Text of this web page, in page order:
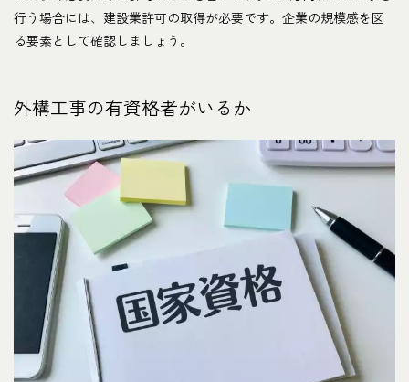
行う場合には、建設業許可の取得が必要です。企業の規模感を図
る要素として確認しましょう。
外構工事の有資格者がいるか